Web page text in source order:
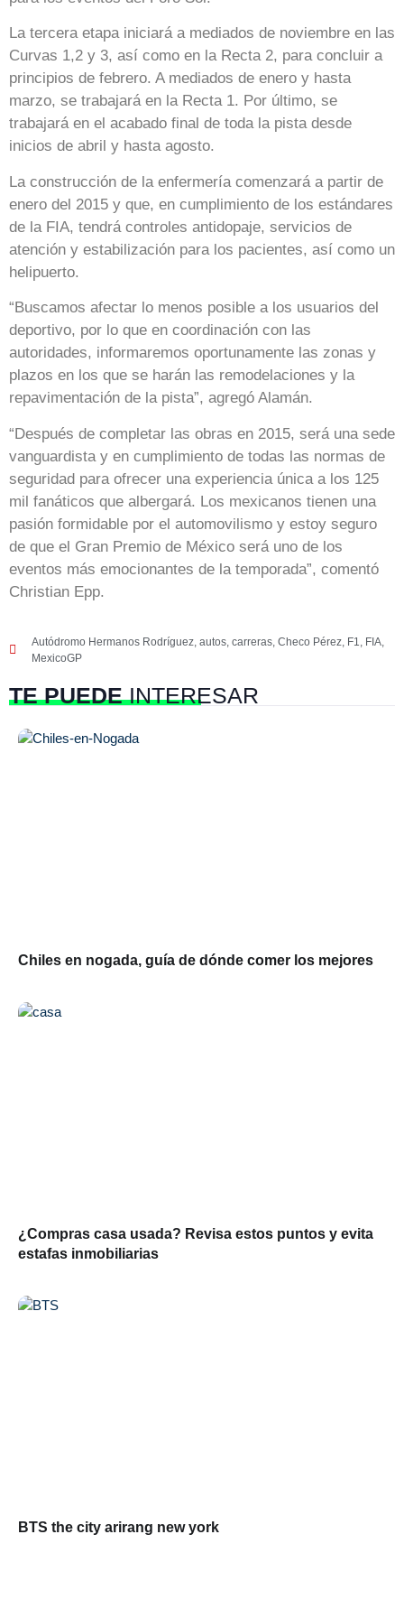
La tercera etapa iniciará a mediados de noviembre en las
Curvas 1,2 y 3, así como en la Recta 2, para concluir a
principios de febrero. A mediados de enero y hasta
marzo, se trabajará en la Recta 1. Por último, se
trabajará en el acabado final de toda la pista desde
inicios de abril y hasta agosto.
La construcción de la enfermería comenzará a partir de
enero del 2015 y que, en cumplimiento de los estándares
de la FIA, tendrá controles antidopaje, servicios de
atención y estabilización para los pacientes, así como un
helipuerto.
“Buscamos afectar lo menos posible a los usuarios del
deportivo, por lo que en coordinación con las
autoridades, informaremos oportunamente las zonas y
plazos en los que se harán las remodelaciones y la
repavimentación de la pista”, agregó Alamán.
“Después de completar las obras en 2015, será una sede
vanguardista y en cumplimiento de todas las normas de
seguridad para ofrecer una experiencia única a los 125
mil fanáticos que albergará. Los mexicanos tienen una
pasión formidable por el automovilismo y estoy seguro
de que el Gran Premio de México será uno de los
eventos más emocionantes de la temporada”, comentó
Christian Epp.
Autódromo Hermanos Rodríguez, autos, carreras, Checo Pérez, F1, FIA,
MexicoGP
TE PUEDEINTERESAR
Chiles en nogada, guía de dónde comer los mejores
¿Compras casa usada? Revisa estos puntos y evita
estafas inmobiliarias
BTS the city arirang new york